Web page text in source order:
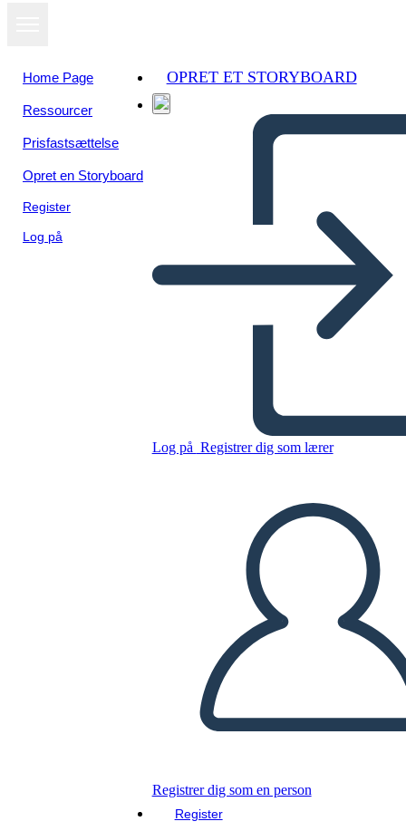
Home Page
Ressourcer
Prisfastsættelse
Opret en Storyboard
Register
Log på
OPRET ET STORYBOARD
Log på Registrer dig som lærer
Registrer dig som en person
Register
Kopier dette storyboard
AFSPIL DIASSHOW
LÆS FOR MIG